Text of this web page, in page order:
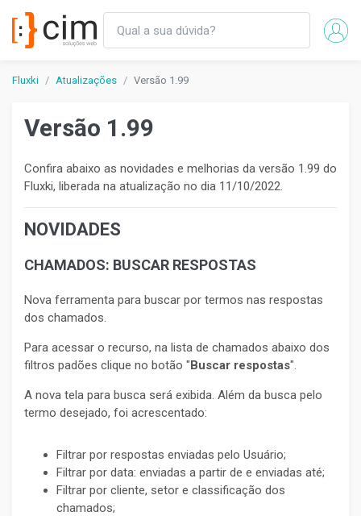
Fluxki Atualizações Versão 1.99
Versão 1.99
Confira abaixo as novidades e melhorias da versão 1.99 do
Fluxki, liberada na atualização no dia 11/10/2022.
NOVIDADES
CHAMADOS: BUSCAR RESPOSTAS
Nova ferramenta para buscar por termos nas respostas
dos chamados.
Para acessar o recurso, na lista de chamados abaixo dos
filtros padões clique no botão "Buscar respostas".
A nova tela para busca será exibida. Além da busca pelo
termo desejado, foi acrescentado:
Filtrar por respostas enviadas pelo Usuário;
Filtrar por data: enviadas a partir de e enviadas até;
Filtrar por cliente, setor e classificação dos
chamados;